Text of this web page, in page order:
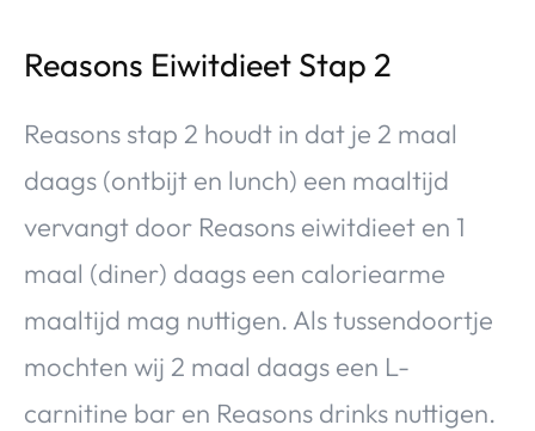
Reasons Eiwitdieet Stap 2
Reasons stap 2 houdt in dat je 2 maal
daags (ontbijt en lunch) een maaltijd
vervangt door Reasons eiwitdieet en 1
maal (diner) daags een caloriearme
maaltijd mag nuttigen. Als tussendoortje
mochten wij 2 maal daags een L-
carnitine bar en Reasons drinks nuttigen.